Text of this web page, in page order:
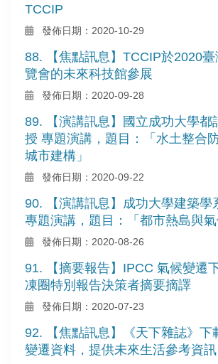
TCCIP
發佈日期：2020-10-29
88. 【焦點訊息】TCCIP於2020
覽會的未來科技館參展
發佈日期：2020-09-28
89. 【演講訊息】國立成功大學都
授 專題演講，題目：「水土整合
城市建構」
發佈日期：2020-09-22
90. 【演講訊息】成功大學建築學
專題演講，題目：「都市熱島與氣
發佈日期：2020-08-26
91. 【摘要報告】IPCC 氣候變遷
凍圈特別報告決策者摘要摘譯
發佈日期：2020-07-23
92. 【焦點訊息】《天下雜誌》下
變遷資料，提供未來生活參考資訊